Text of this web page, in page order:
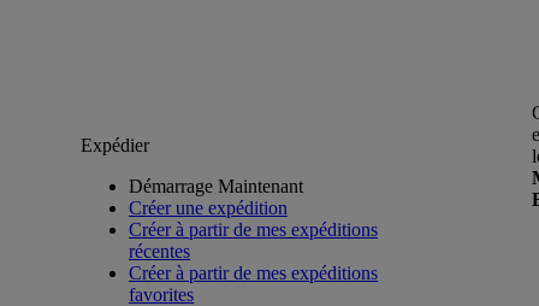
Expédier
Démarrage Maintenant
Créer une expédition
Créer à partir de mes expéditions
récentes
Créer à partir de mes expéditions
favorites